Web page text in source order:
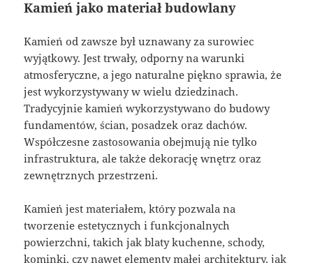
Kamień jako materiał budowlany
Kamień od zawsze był uznawany za surowiec
wyjątkowy. Jest trwały, odporny na warunki
atmosferyczne, a jego naturalne piękno sprawia, że
jest wykorzystywany w wielu dziedzinach.
Tradycyjnie kamień wykorzystywano do budowy
fundamentów, ścian, posadzek oraz dachów.
Współczesne zastosowania obejmują nie tylko
infrastruktura, ale także dekorację wnętrz oraz
zewnętrznych przestrzeni.
Kamień jest materiałem, który pozwala na
tworzenie estetycznych i funkcjonalnych
powierzchni, takich jak blaty kuchenne, schody,
kominki, czy nawet elementy małej architektury, jak